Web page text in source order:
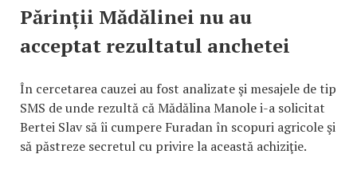
Părinții Mădălinei nu au
acceptat rezultatul anchetei
În cercetarea cauzei au fost analizate şi mesajele de tip
SMS de unde rezultă că Mădălina Manole i-a solicitat
Bertei Slav să îi cumpere Furadan în scopuri agricole şi
să păstreze secretul cu privire la această achiziţie.